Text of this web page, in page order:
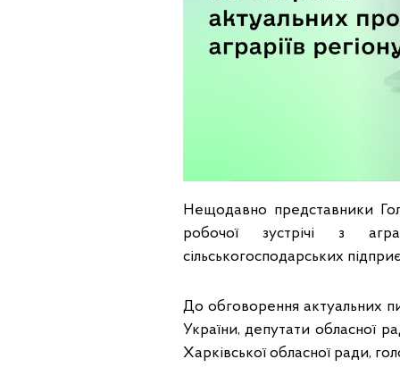
Нещодавно представники
робочої зустрічі з
сільськогосподарських
До обговорення актуальних
України, депутати обласної
Харківської обласної ради,